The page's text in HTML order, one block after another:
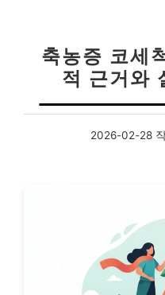
축농증 코세
적 근거와
2026-02-28